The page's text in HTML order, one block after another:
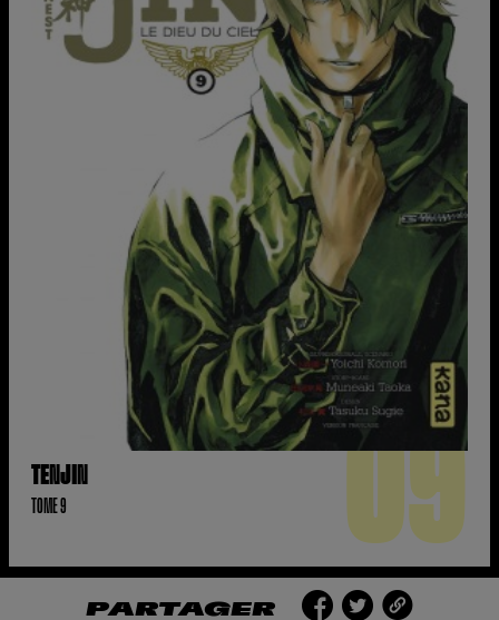
TENJIN
TOME 9 09
PARTAGER